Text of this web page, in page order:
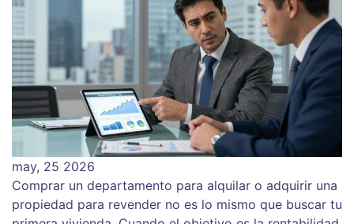
may, 25 2026
Comprar un departamento para alquilar o adquirir una
propiedad para revender no es lo mismo que buscar tu